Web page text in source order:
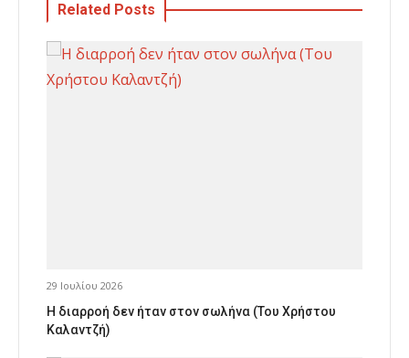
Related Posts
29 Ιουλίου 2026
Η διαρροή δεν ήταν στον σωλήνα (Του Χρήστου
Καλαντζή)